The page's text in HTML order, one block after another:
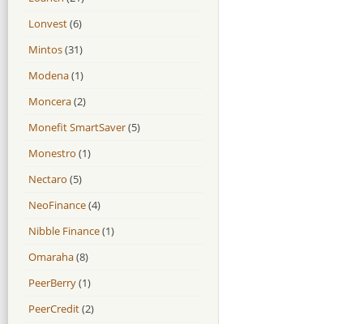
Lonvest(6)
Mintos(31)
Modena(1)
Moncera(2)
Monefit SmartSaver(5)
Monestro (1)
Nectaro (5)
NeoFinance(4)
Nibble Finance(1)
Omaraha(8)
PeerBerry(1)
PeerCredit(2)